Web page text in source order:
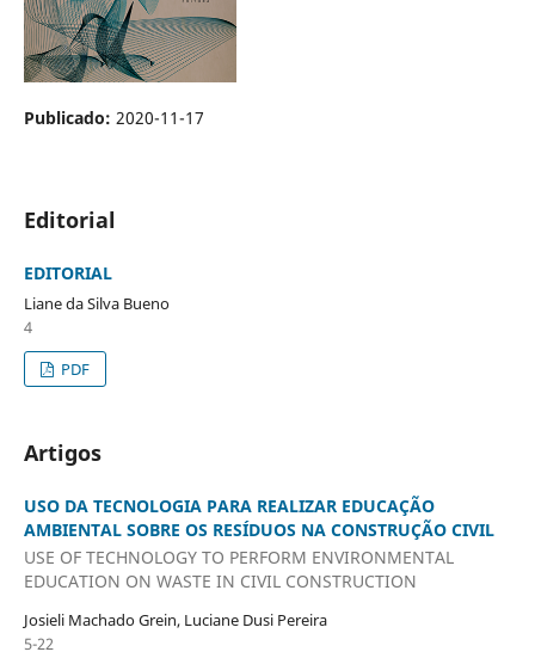
Publicado: 2020-11-17
Editorial
EDITORIAL
Liane da Silva Bueno
4
PDF
Artigos
USO DA TECNOLOGIA PARA REALIZAR EDUCAÇÃO
AMBIENTAL SOBRE OS RESÍDUOS NA CONSTRUÇÃO CIVIL
USE OF TECHNOLOGY TO PERFORM ENVIRONMENTAL
EDUCATION ON WASTE IN CIVIL CONSTRUCTION
Josieli Machado Grein, Luciane Dusi Pereira
5-22